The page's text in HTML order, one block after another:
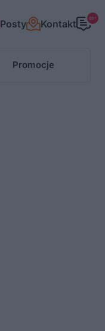
Posty Kontakt 99+
Promocje